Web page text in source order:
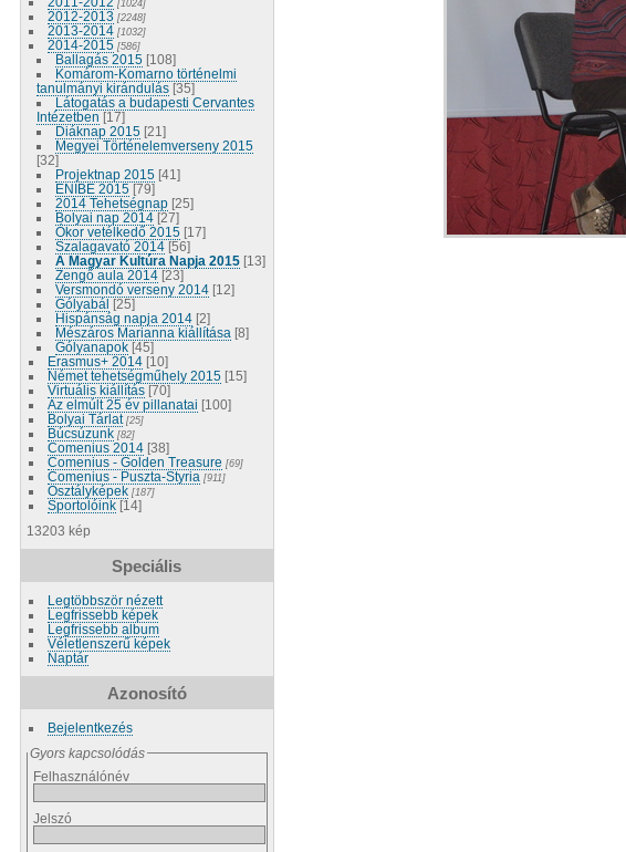
[1024]
2012-2013 [2248]
2013-2014 [1032]
2014-2015 [586]
Ballagás 2015 [108]
Komárom-Komarno történelmi
tanulmányi kirándulás [35]
Látogatás a budapesti Cervantes
Intézetben [17]
Diáknap 2015 [21]
Megyei Történelemverseny 2015
[32]
Projektnap 2015 [41]
ENIBE 2015 [79]
2014 Tehetségnap [25]
Bolyai nap 2014 [27]
Ókor vetélkedő 2015 [17]
Szalagavató 2014 [56]
A Magyar Kultúra Napja 2015 [13]
Zengő aula 2014 [23]
Versmondó verseny 2014 [12]
Gólyabál [25]
Hispánság napja 2014 [2]
Mészáros Marianna kiállítása [8]
Gólyanapok [45]
Erasmus+ 2014 [10]
Német tehetségműhely 2015 [15]
Virtuális kiállítás [70]
Az elmúlt 25 év pillanatai [100]
Bolyai Tárlat [25]
Búcsúzunk [82]
Comenius 2014 [38]
Comenius - Golden Treasure [69]
Comenius - Puszta-Styria [911]
Osztályképek [187]
Sportolóink [14]
13203 kép
Speciális
Legtöbbször nézett
Legfrissebb képek
Legfrissebb album
Véletlenszerű képek
Naptár
Azonosító
Bejelentkezés
Gyors kapcsolódás
Felhasználónév
Jelszó